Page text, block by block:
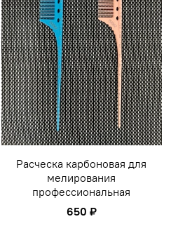
Расческа карбоновая для
мелирования
профессиональная
650 ₽